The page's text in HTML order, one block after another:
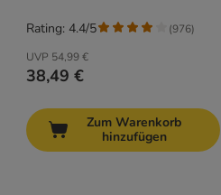
UVP 54,99 €
38,49 €
Rating: 4.4/5 (976)
Zum Warenkorb
hinzufügen